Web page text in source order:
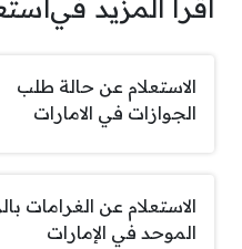
اقرأ المزيد في
الاستعلام عن حالة طلب
الجوازات في الامارات
الاستعلام عن الغرامات
الموحد في الإمارات